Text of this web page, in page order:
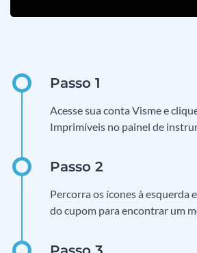
Acesse sua conta Visme e
Imprimíveis no painel de
Percorra os ícones à esquerda
do cupom para encontrar um